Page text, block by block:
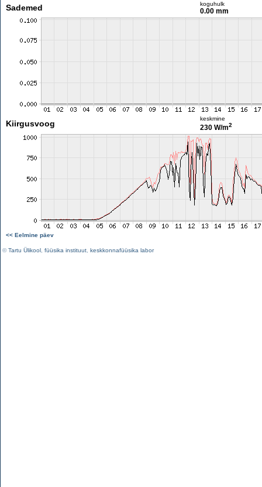
Sademed koguhulk
0.00 mm
Kiirgusvoog
keskmine
230 W/m2
<< Eelmine päev
©Tartu Ülikool füüsika instituut keskkonnafüüsika labor